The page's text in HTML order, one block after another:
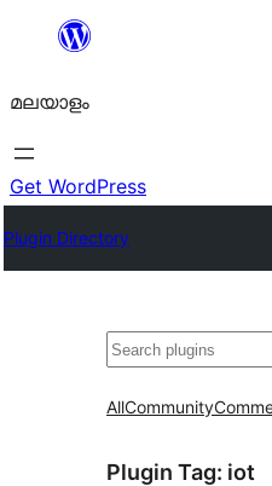
ഉള്ളടക്കത്തിലേക്ക്
മലയാളം
Get WordPress
Plugin Directory
തിരയുക
AllCommunity
Plugin Tag: iot